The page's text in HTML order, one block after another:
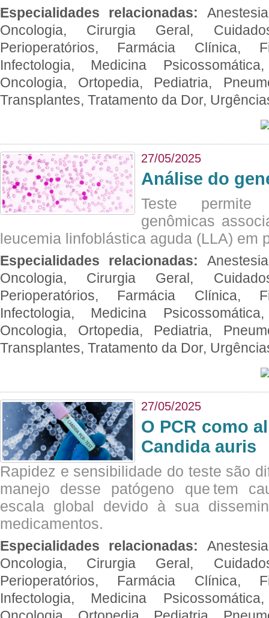
Especialidades relacionadas:
Oncologia, Cirurgia Geral,
Perioperatórios, Farmácia Clínica,
Infectologia, Medicina
Oncologia, Ortopedia, Pediatria,
Transplantes, Tratamento da Dor,
27/05/2025
Análise do
Teste permite
genômicas
leucemia linfoblástica aguda (LLA) em
Especialidades relacionadas:
Oncologia, Cirurgia Geral,
Perioperatórios, Farmácia Clínica,
Infectologia, Medicina
Oncologia, Ortopedia, Pediatria,
Transplantes, Tratamento da Dor,
27/05/2025
O PCR como
Candida auris
Rapidez e sensibilidade do teste são
manejo desse patógeno que tem
escala global devido à sua
medicamentos.
Especialidades relacionadas:
Oncologia, Cirurgia Geral,
Perioperatórios, Farmácia Clínica,
Infectologia, Medicina